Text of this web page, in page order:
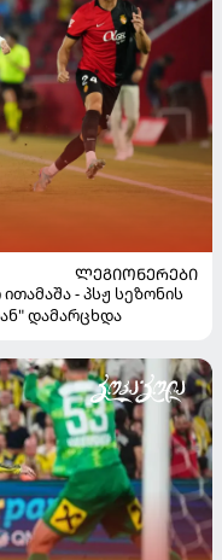
ᲚᲔᲒᲘᲝᲜᲔᲠᲔᲑᲘ
- პსჟ სეზონის
დამარცხდა